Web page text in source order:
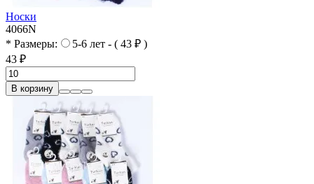
Носки
4066N
* Размеры:
5-6 лет - ( 43 ₽ )
43 ₽
В корзину